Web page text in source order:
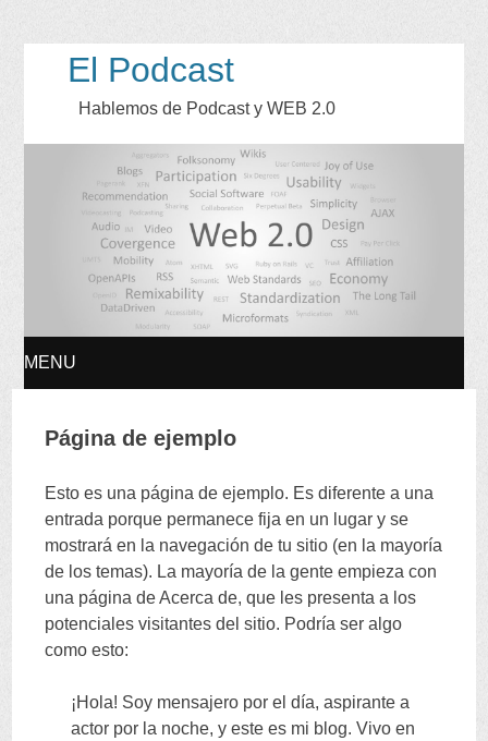
El Podcast
Hablemos de Podcast y WEB 2.0
MENU
CONTENT
Página de ejemplo
Esto es una página de ejemplo. Es diferente a una
entrada porque permanece fija en un lugar y se
mostrará en la navegación de tu sitio (en la mayoría
de los temas). La mayoría de la gente empieza con
una página de Acerca de,que les presenta a los
potenciales visitantes del sitio. Podría ser algo
como esto:
¡Hola! Soy mensajero por el día,aspirante a
actor por la noche,y este es mi blog.Vivo en